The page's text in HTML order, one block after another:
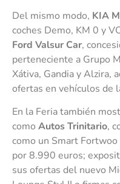
Del mismo modo, KIA
coches Demo, KM 0 y
Ford Valsur Car,
perteneciente a Grupo
Xátiva, Gandia y Alzira,
ofertas en vehículos de
En la Feria también
como Autos Trinitario,
como un Smart
por 8.990 euros;
sus ofertas del nuevo